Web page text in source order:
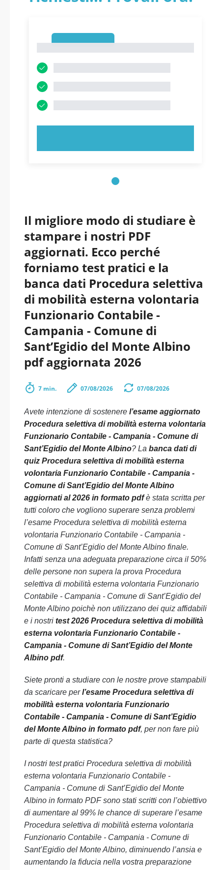
Il migliore modo di studiare è
stampare i nostri PDF
aggiornati. Ecco perché
forniamo test pratici e la
banca dati Procedura selettiva
di mobilità esterna volontaria
Funzionario Contabile -
Campania - Comune di
Sant’Egidio del Monte Albino
pdf aggiornata 2026
7 min. 07/08/2026 07/08/2026
Avete intenzione di sostenere l’esame aggiornato
Procedura selettiva di mobilità esterna volontaria
Funzionario Contabile - Campania - Comune di
Sant’Egidio del Monte Albino? La banca dati di
quiz Procedura selettiva di mobilità esterna
volontaria Funzionario Contabile - Campania -
Comune di Sant’Egidio del Monte Albino
aggiornati al 2026 in formato pdfè stata scritta per
tutti coloro che vogliono superare senza problemi
l’esame Procedura selettiva di mobilità esterna
volontaria Funzionario Contabile - Campania -
Comune di Sant’Egidio del Monte Albino finale.
Infatti senza una adeguata preparazione circa il 50%
delle persone non supera la prova Procedura
selettiva di mobilità esterna volontaria Funzionario
Contabile - Campania - Comune di Sant’Egidio del
Monte Albino poichè non utilizzano dei quiz affidabili
e i nostri test 2026 Procedura selettiva di mobilità
esterna volontaria Funzionario Contabile -
Campania - Comune di Sant’Egidio del Monte
Albino pdf.
Siete pronti a studiare con le nostre prove stampabili
da scaricare perl’esame Procedura selettiva di
mobilità esterna volontaria Funzionario
Contabile - Campania - Comune di Sant’Egidio
del Monte Albino in formato pdf, per non fare più
parte di questa statistica?
I nostri test pratici Procedura selettiva di mobilità
esterna volontaria Funzionario Contabile -
Campania - Comune di Sant’Egidio del Monte
Albino in formato PDF sono stati scritti con l’obiettivo
di aumentare al 99% le chance di superare l’esame
Procedura selettiva di mobilità esterna volontaria
Funzionario Contabile - Campania - Comune di
Sant’Egidio del Monte Albino, diminuendo l’ansia e
aumentando la fiducia nella vostra preparazione